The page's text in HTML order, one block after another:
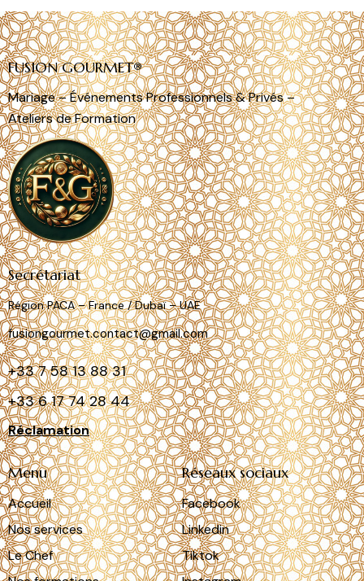
FUSION GOURMET®
Mariage – Événements Professionnels & Privés –
Ateliers de Formation
Secrétariat
Région PACA – France / Dubaï – UAE
fusiongourmet.contact@gmail.com
+337 58 13 88 31
+33 617 74 28 44
Réclamation
Menu
Accueil
Nos services
Le Chef
Réseaux sociaux
Facebook
Linkedin
Tiktok